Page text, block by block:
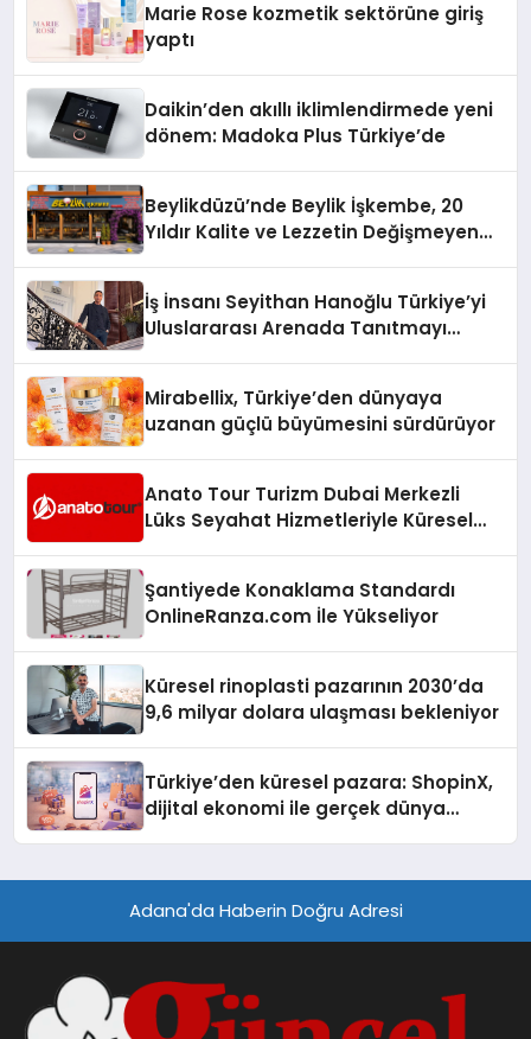
Marie Rose kozmetik sektörüne giriş
yaptı
Daikin’den akıllı iklimlendirmede yeni
dönem: Madoka Plus Türkiye’de
Beylikdüzü’nde Beylik İşkembe, 20
Yıldır Kalite ve Lezzetin Değişmeyen
İş İnsanı Seyithan Hanoğlu Türkiye’yi
Uluslararası Arenada Tanıtmayı
Mirabellix, Türkiye’den dünyaya
uzanan güçlü büyümesini sürdürüyor
Anato Tour Turizm Dubai Merkezli
Lüks Seyahat Hizmetleriyle Küresel
Şantiyede Konaklama Standardı
OnlineRanza.com İle Yükseliyor
Küresel rinoplasti pazarının 2030’da
9,6 milyar dolara ulaşması bekleniyor
Türkiye’den küresel pazara: ShopinX,
dijital ekonomi ile gerçek dünya
Adana'da Haberin Doğru Adresi